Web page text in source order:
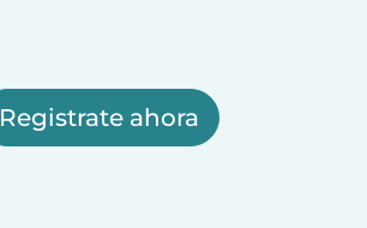
Registrate ahora